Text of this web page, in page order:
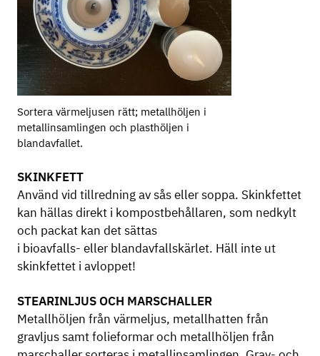
Sortera värmeljusen rätt; metallhöljen i
metallinsamlingen och plasthöljen i
blandavfallet.
SKINKFETT
Använd vid tillredning av sås eller soppa. Skinkfettet
kan hällas direkt i kompostbehållaren, som nedkylt
och packat kan det sättas
i bioavfalls- eller blandavfallskärlet. Häll inte ut
skinkfettet i avloppet!
STEARINLJUS OCH MARSCHALLER
Metallhöljen från värmeljus, metallhatten från
gravljus samt folieformar och metallhöljen från